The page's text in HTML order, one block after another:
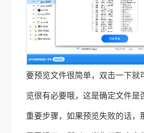
要预览文件很简单，双击一下就
览很有必要哦，这是确定文件是
重要步骤，如果预览失败的话，